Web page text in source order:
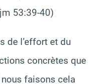
53:39-40)
de l’effort et du
concrètes que
faisons cela